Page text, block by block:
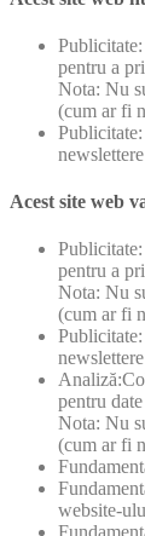
pentru a
Nota: Nu
(cum ar fi
Acest site web
pentru a
Nota: Nu
(cum ar fi
pentru
Nota: Nu
(cum ar fi
website-